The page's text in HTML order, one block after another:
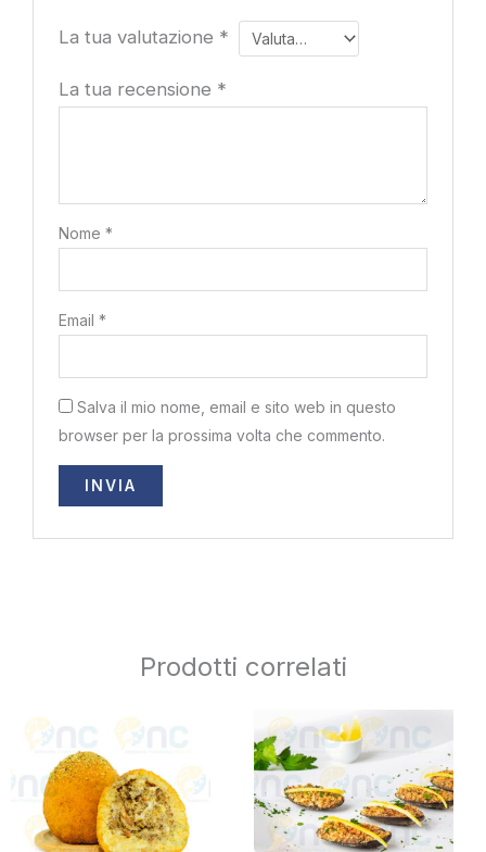
La tua valutazione *
La tua recensione *
Nome*
Email*
Salva il mio nome, email e sito web in questo
browser per la prossima volta che commento.
Prodotti correlati